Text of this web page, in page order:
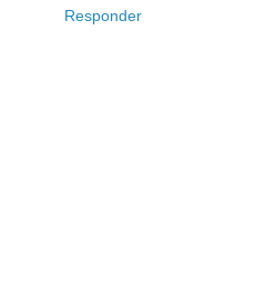
Responder